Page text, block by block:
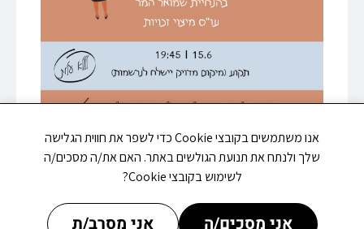
אנו משתמשים בקובצי Cookie כדי לשפר את חווית הגלישה
שלך ולנתח את תנועת הגולשים באתר. האם את/ה מסכים/ה
לשימוש בקובצי Cookie?
אני מסכים/ה אני מסרב/ת